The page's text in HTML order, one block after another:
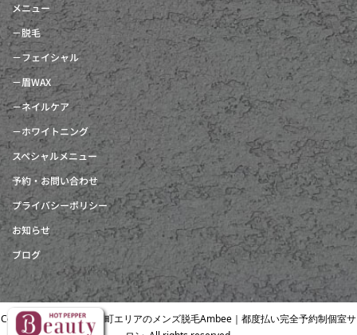
メニュー
－脱毛
－フェイシャル
－眉WAX
－ネイルケア
－ホワイトニング
スペシャルメニュー
予約・お問い合わせ
プライバシーポリシー
お知らせ
ブログ
Copyright © 北浜・南森町エリアのメンズ脱毛Ambee｜都度払い完全予約制個室サ